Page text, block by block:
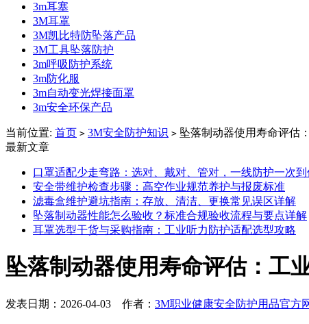
3m耳塞
3M耳罩
3M凯比特防坠落产品
3M工具坠落防护
3m呼吸防护系统
3m防化服
3m自动变光焊接面罩
3m安全环保产品
当前位置: 首页 > 3M安全防护知识 > 坠落制动器使用寿命评估
最新文章
口罩适配少走弯路：选对、戴对、管对，一线防护一次到
安全带维护检查步骤：高空作业规范养护与报废标准
滤毒盒维护避坑指南：存放、清洁、更换常见误区详解
坠落制动器性能怎么验收？标准合规验收流程与要点详解
耳罩选型干货与采购指南：工业听力防护适配选型攻略
坠落制动器使用寿命评估：工
发表日期：2026-04-03 作者： 3M职业健康安全防护用品官方